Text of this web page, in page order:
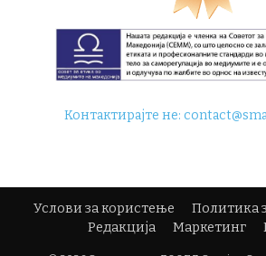
Контактирајте не:
Услови за користење
Политика
Редакција
Маркетинг